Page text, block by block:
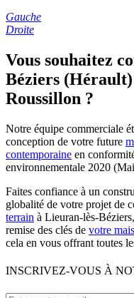
Gauche
Droite
Vous souhaitez
Béziers
Roussillon ?
Notre équipe commerciale
conception de votre future
contemporaine en
environnementale 2020
Faites confiance à un
globalité de votre projet de
terrain à Lieuran-lès-
remise des clés de votre
cela en vous offrant toutes
INSCRIVEZ-VOUS À